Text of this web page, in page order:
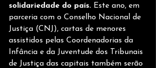
solidariedade do país. Este ano, em
parceria com o Conselho Nacional de
Justiça (CNJ), cartas de menores
assistidos pelas Coordenadorias da
Infância e da Juventude dos Tribunais
de Justiça das capitais também serão